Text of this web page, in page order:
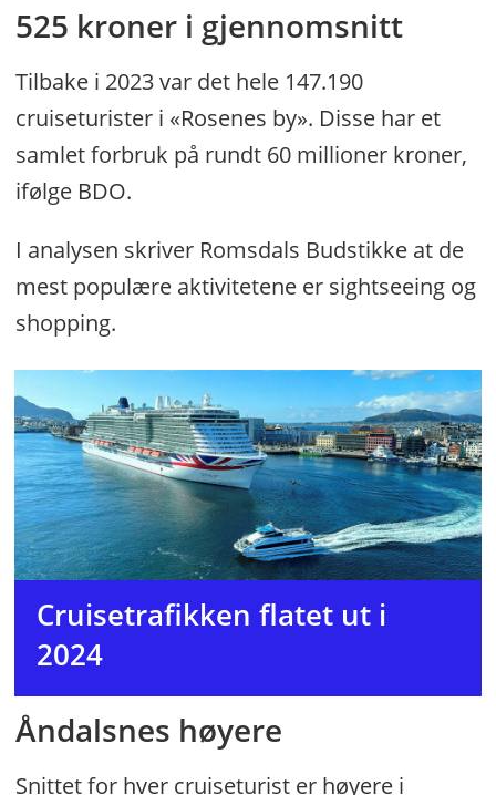
525 kroner i gjennomsnitt
Tilbake i 2023 var det hele 147.190
cruiseturister i «Rosenes by». Disse har et
samlet forbruk på rundt 60 millioner kroner,
ifølge BDO.
I analysen skriver Romsdals Budstikke at de
mest populære aktivitetene er sightseeing og
shopping.
Cruisetrafikken flatet ut i
2024
Åndalsnes høyere
Snittet for hver cruiseturist er høyere i